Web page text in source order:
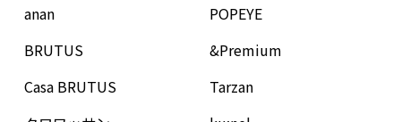
anan
BRUTUS
Casa BRUTUS
POPEYE
&Premium
Tarzan